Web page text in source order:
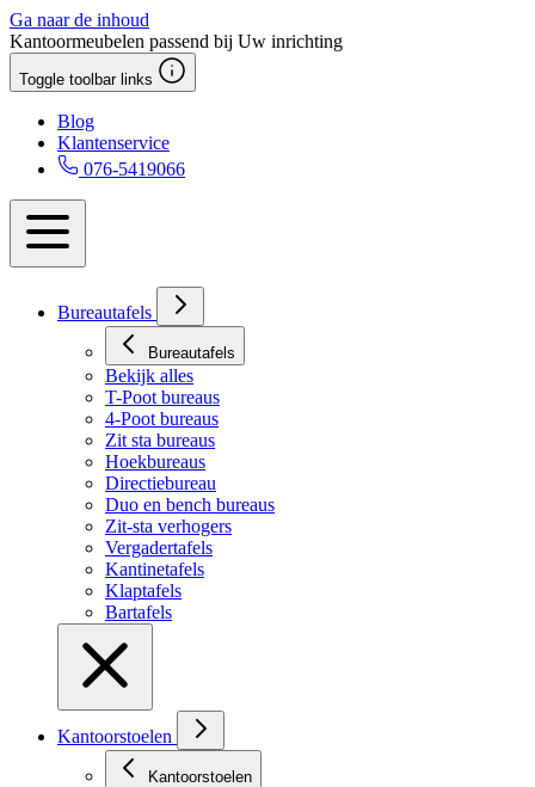
Ga naar de inhoud
Kantoormeubelen passend bij Uw inrichting
Toggle toolbar links
Blog
Klantenservice
076-5419066
Bureautafels
Bureautafels
Bekijk alles
T-Poot bureaus
4-Poot bureaus
Zit sta bureaus
Hoekbureaus
Directiebureau
Duo en bench bureaus
Zit-sta verhogers
Vergadertafels
Kantinetafels
Klaptafels
Bartafels
Kantoorstoelen
Kantoorstoelen